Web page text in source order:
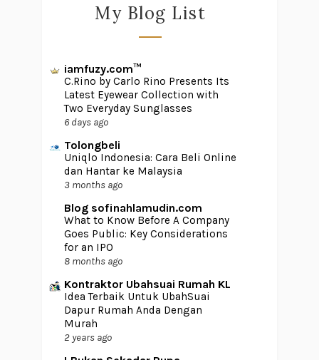
My Blog List
iamfuzy.com™
C.Rino by Carlo Rino Presents Its
Latest Eyewear Collection with
Two Everyday Sunglasses
6 days ago
Tolongbeli
Uniqlo Indonesia: Cara Beli Online
dan Hantar ke Malaysia
3 months ago
Blog sofinahlamudin.com
What to Know Before A Company
Goes Public: Key Considerations
for an IPO
8 months ago
Kontraktor Ubahsuai Rumah KL
Idea Terbaik Untuk UbahSuai
Dapur Rumah Anda Dengan
Murah
2 years ago